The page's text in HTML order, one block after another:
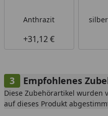
Anthrazit
+31,12 €
Empfohlenes
Diese Zubehörartikel wurden
auf dieses Produkt